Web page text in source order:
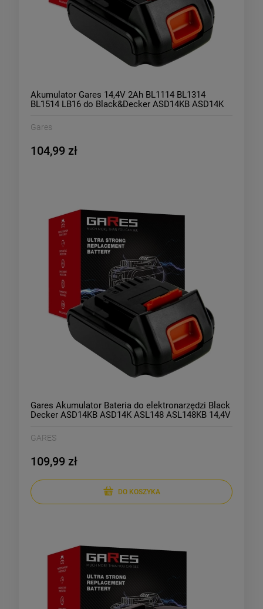
Akumulator Gares 14,4V 2Ah BL1114 BL1314
BL1514 LB16 do Black&Decker ASD14KB ASD14K
Gares
104,99 zł
Gares Akumulator Bateria do elektronarzędzi Black
Decker ASD14KB ASD14K ASL148 ASL148KB 14,4V
GARES
109,99 zł
DO KOSZYKA